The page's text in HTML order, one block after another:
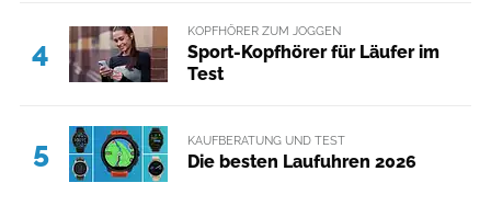
4
KOPFHÖRER ZUM JOGGEN
Sport-Kopfhörer für Läufer im
Test
5 KAUFBERATUNG UND TEST
Die besten Laufuhren 2026